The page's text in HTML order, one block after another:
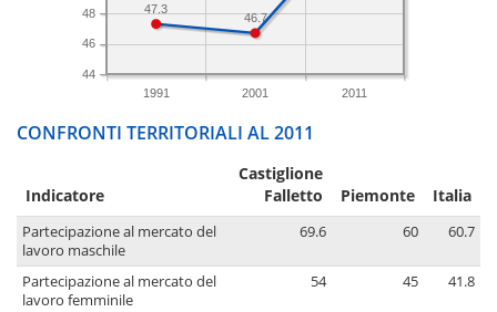
1991 2001 2011
44
46
48 46.7
47.3
CONFRONTI TERRITORIALI AL 2011
Indicatore
Castiglione
Falletto
Piemonte Italia
Partecipazione al mercato del
lavoro maschile
69.6 60 60.7
Partecipazione al mercato del
lavoro femminile
54 45 41.8